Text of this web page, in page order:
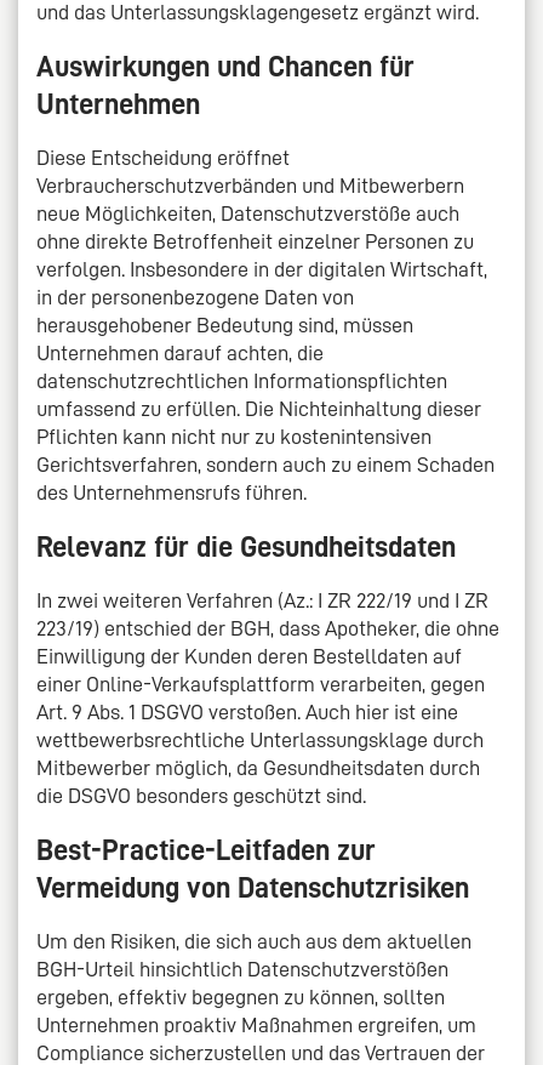
und das Unterlassungsklagengesetz ergänzt wird.
Auswirkungen und Chancen für
Unternehmen
Diese Entscheidung eröffnet
Verbraucherschutzverbänden und Mitbewerbern
neue Möglichkeiten, Datenschutzverstöße auch
ohne direkte Betroffenheit einzelner Personen zu
verfolgen. Insbesondere in der digitalen Wirtschaft,
in der personenbezogene Daten von
herausgehobener Bedeutung sind, müssen
Unternehmen darauf achten, die
datenschutzrechtlichen Informationspflichten
umfassend zu erfüllen. Die Nichteinhaltung dieser
Pflichten kann nicht nur zu kostenintensiven
Gerichtsverfahren, sondern auch zu einem Schaden
des Unternehmensrufs führen.
Relevanz für die Gesundheitsdaten
In zwei weiteren Verfahren (Az.: I ZR 222/19 und I ZR
223/19) entschied der BGH, dass Apotheker, die ohne
Einwilligung der Kunden deren Bestelldaten auf
einer Online-Verkaufsplattform verarbeiten, gegen
Art. 9 Abs. 1 DSGVO verstoßen. Auch hier ist eine
wettbewerbsrechtliche Unterlassungsklage durch
Mitbewerber möglich, da Gesundheitsdaten durch
die DSGVO besonders geschützt sind.
Best-Practice-Leitfaden zur
Vermeidung von Datenschutzrisiken
Um den Risiken, die sich auch aus dem aktuellen
BGH-Urteil hinsichtlich Datenschutzverstößen
ergeben, effektiv begegnen zu können, sollten
Unternehmen proaktiv Maßnahmen ergreifen, um
Compliance sicherzustellen und das Vertrauen der